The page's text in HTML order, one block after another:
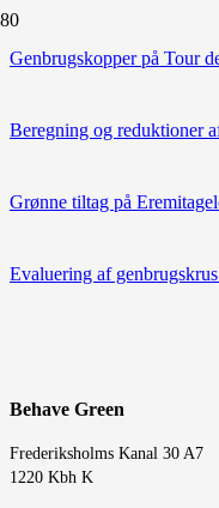
Genbrugskopper på Tour
Beregning og reduktioner
Grønne tiltag på
Evaluering af
Behave Green
Frederiksholms Kanal 30 A7
1220 Kbh K